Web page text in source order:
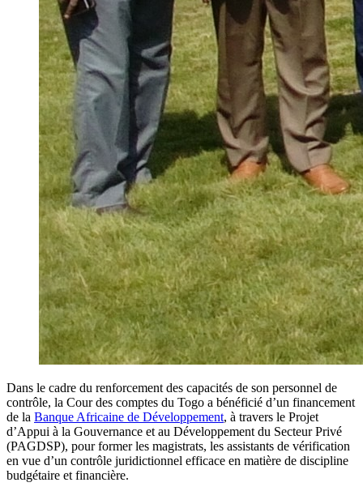
Dans le cadre du renforcement des capacités de son personnel de
contrôle, la Cour des comptes du Togo a bénéficié d’un financement
de la Banque Africaine de Développement, à travers le Projet
d’Appui à la Gouvernance et au Développement du Secteur Privé
(PAGDSP), pour former les magistrats, les assistants de vérification
en vue d’un contrôle juridictionnel efficace en matière de discipline
budgétaire et financière.